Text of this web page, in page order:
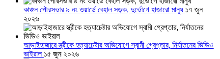
কাঞ্চন পৌরসভার ৯ নং ওয়ার্ডে বেহাল সড়ক, দুর্ভোগে হাজারো মানুষ ১৭ জুন
২০২৬
আড়াইহাজারে স্ত্রীকে হত্যাচেষ্টার অভিযোগে স্বামী গ্রেপ্তার, নির্যাতনের ভিডিও
ভাইরাল ১৫ জুন ২০২৬